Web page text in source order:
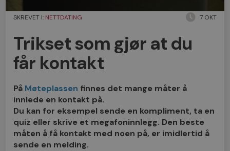
SKREVET I: NETTDATING 7 OKT
Trikset som gjør at du
får kontakt
På Møteplassen finnes det mange måter å
innlede en kontakt på.
Du kan for eksempel sende en kompliment, ta en
quiz eller skrive et megafoninnlegg. Den beste
måten å få kontakt med noen på, er imidlertid å
sende en melding.